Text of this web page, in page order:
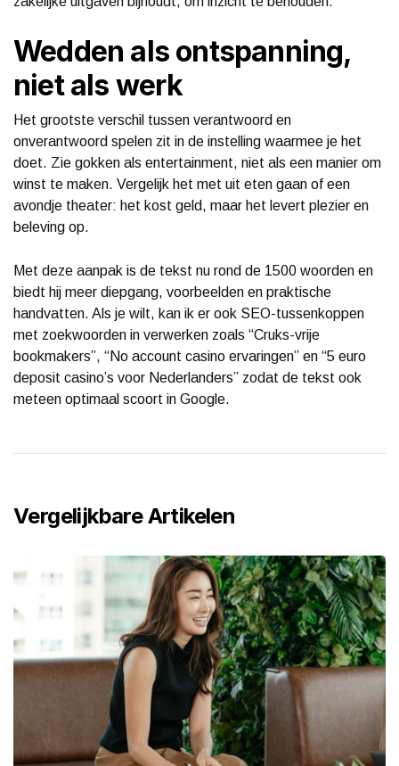
Wedden als ontspanning,
niet als werk
Het grootste verschil tussen verantwoord en
onverantwoord spelen zit in de instelling waarmee je het
doet. Zie gokken als entertainment, niet als een manier om
winst te maken. Vergelijk het met uit eten gaan of een
avondje theater: het kost geld, maar het levert plezier en
beleving op.
Met deze aanpak is de tekst nu rond de 1500 woorden en
biedt hij meer diepgang, voorbeelden en praktische
handvatten. Als je wilt, kan ik er ook SEO-tussenkoppen
met zoekwoorden in verwerken zoals “Cruks-vrije
bookmakers”, “No account casino ervaringen” en “5 euro
deposit casino’s voor Nederlanders” zodat de tekst ook
meteen optimaal scoort in Google.
Vergelijkbare Artikelen